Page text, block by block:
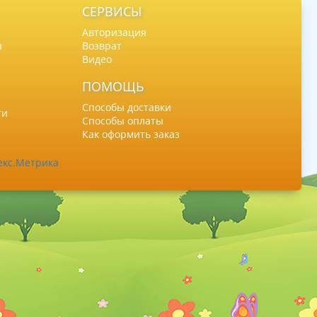
СЕРВИСЫ
Авторизация
Возврат
Видео
ПОМОЩЬ
Способы доставки
Способы оплаты
Как оформить заказ